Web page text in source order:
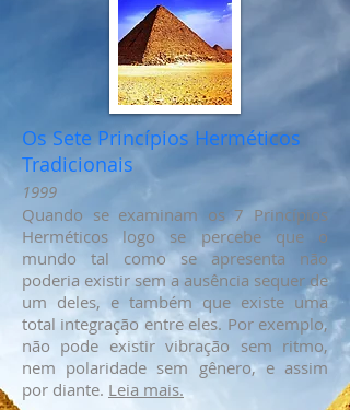
Os Sete Princípios Herméticos
Tradicionais
1999
Quando se examinam os 7 Princípios
Herméticos logo se percebe que o
mundo tal como se apresenta não
poderia existir sem a ausência sequer de
um deles, e também que existe uma
total integração entre eles. Por exemplo,
não pode existir vibração sem ritmo,
nem polaridade sem gênero, e assim
por diante. Leia mais.